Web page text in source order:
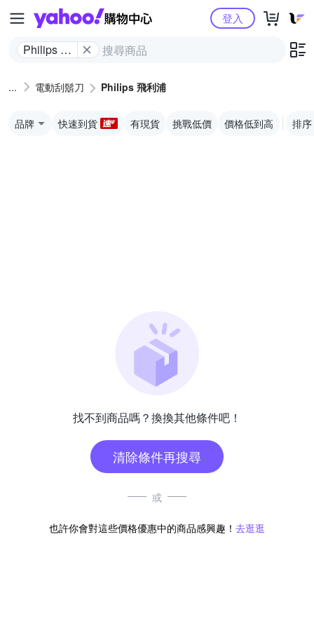
Yahoo購物中心
Philips 飛
登入
電動刮鬍刀 Philips 飛利浦
品牌 快速到貨 有現貨 挑戰低價 價格低到高 排序
找不到商品嗎？換換其他條件吧！
清除條件再搜尋
或
也許你會對這些價格優惠中的商品感興趣！ 去逛逛